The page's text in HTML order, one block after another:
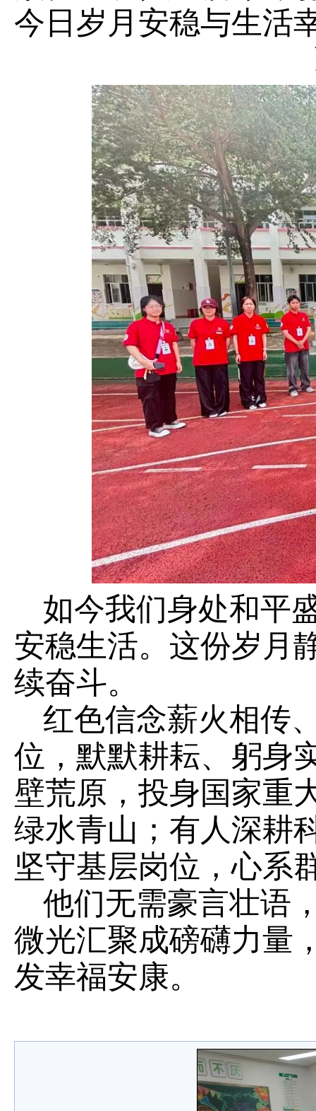
今日岁月安稳与生活
如今我们身处和平
安稳生活。这份岁月
续奋斗。
红色信念薪火相传
位，默默耕耘、躬身
壁荒原，投身国家重
绿水青山；有人深耕
坚守基层岗位，心系
他们无需豪言壮语
微光汇聚成磅礴力量
发幸福安康。